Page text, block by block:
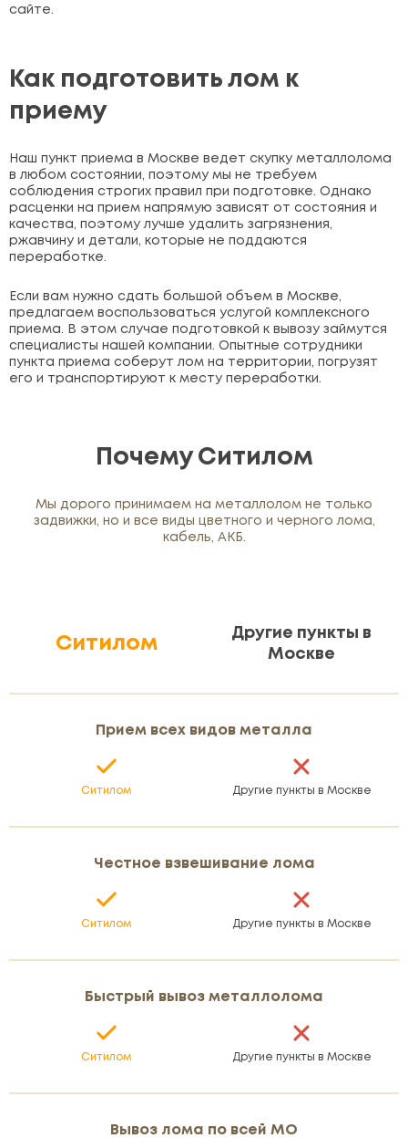
сайте.
Как подготовить лом к
приему
Наш пункт приема в Москве ведет скупку металлолома
в любом состоянии, поэтому мы не требуем
соблюдения строгих правил при подготовке. Однако
расценки на прием напрямую зависят от состояния и
качества, поэтому лучше удалить загрязнения,
ржавчину и детали, которые не поддаются
переработке.
Если вам нужно сдать большой объем в Москве,
предлагаем воспользоваться услугой комплексного
приема. В этом случае подготовкой к вывозу займутся
специалисты нашей компании. Опытные сотрудники
пункта приема соберут лом на территории, погрузят
его и транспортируют к месту переработки.
Почему Ситилом
Мы дорого принимаем на металлолом не только
задвижки, но и все виды цветного и черного лома,
кабель, АКБ.
Ситилом
Другие пункты в
Москве
Прием всех видов металла
Ситилом Другие пункты в Москве
Честное взвешивание лома
Ситилом Другие пункты в Москве
Быстрый вывоз металлолома
Ситилом Другие пункты в Москве
Вывоз лома по всей МО